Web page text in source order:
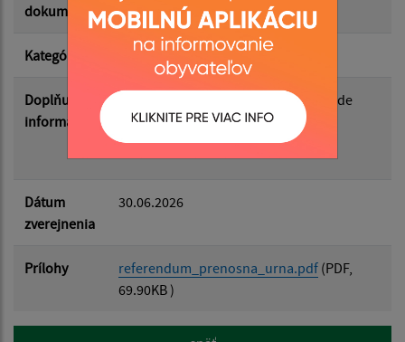
dokumentu
Kategória Referendum
Doplňujúce
informácie
Referendum, prenosnú urnu v prípade
potreby nahásiť na telefonnom čísle
0903155167.
Dátum
zverejnenia
30.06.2026
Prílohy referendum_prenosna_urna.pdf (PDF,
69.90KB )